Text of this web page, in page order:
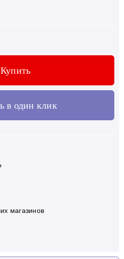
Купить
в один клик
магазинов